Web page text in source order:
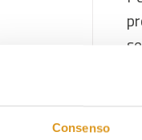
Consenso